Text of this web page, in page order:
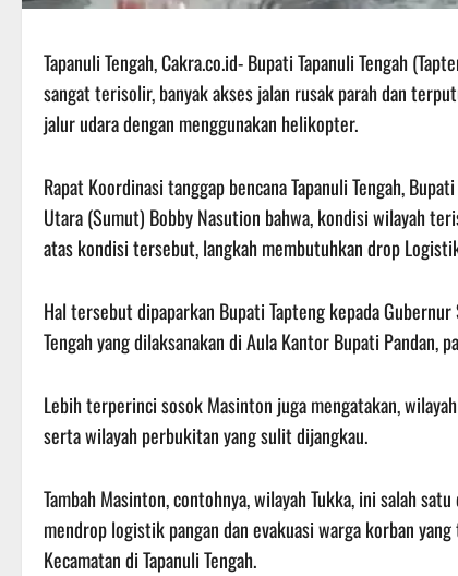
Tapanuli Tengah, Cakra.co.id- Bupati Tapanuli Tengah
sangat terisolir, banyak akses jalan rusak parah dan
jalur udara dengan menggunakan helikopter.
Rapat Koordinasi tanggap bencana Tapanuli Tengah,
Utara (Sumut) Bobby Nasution bahwa, kondisi wilayah
atas kondisi tersebut, langkah membutuhkan drop
Hal tersebut dipaparkan Bupati Tapteng kepada
Tengah yang dilaksanakan di Aula Kantor Bupati Pandan,
Lebih terperinci sosok Masinton juga mengatakan,
serta wilayah perbukitan yang sulit dijangkau.
Tambah Masinton, contohnya, wilayah Tukka, ini salah
mendrop logistik pangan dan evakuasi warga korban
Kecamatan di Tapanuli Tengah.